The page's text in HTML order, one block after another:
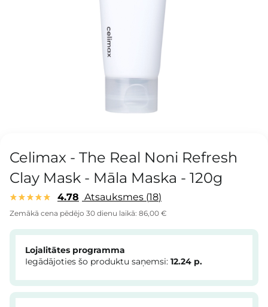
Celimax - The Real Noni Refresh
Clay Mask - Māla Maska - 120g
4.78 Atsauksmes 18
Zemākā cena pēdējo 30 dienu laikā: 86,00 €
Lojalitātes programma
Iegādājoties šo produktu saņemsi: 12.24 p.